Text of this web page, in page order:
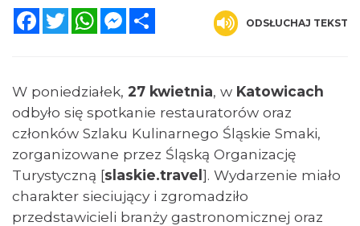
FacebookTwitterWhatsAppMessenger
ODSŁUCHAJ TEKST
W poniedziałek, 27 kwietnia, w Katowicach
odbyło się spotkanie restauratorów oraz
członków Szlaku Kulinarnego Śląskie Smaki,
zorganizowane przez Śląską Organizację
Turystyczną [slaskie.travel ]. Wydarzenie miało
charakter sieciujący i zgromadziło
przedstawicieli branży gastronomicznej oraz